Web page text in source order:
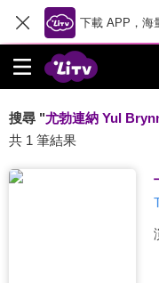
下載 APP，海
搜尋 "尤勃連納 Yul
共 1 筆結果